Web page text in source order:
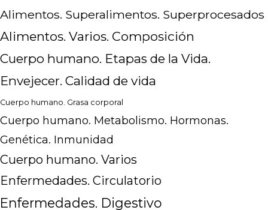
Alimentos. Superalimentos. Superprocesados
Alimentos. Varios. Composición
Cuerpo humano. Etapas de la Vida.
Envejecer. Calidad de vida
Cuerpo humano. Grasa corporal
Cuerpo humano. Metabolismo. Hormonas.
Genética. Inmunidad
Cuerpo humano. Varios
Enfermedades. Circulatorio
Enfermedades. Digestivo